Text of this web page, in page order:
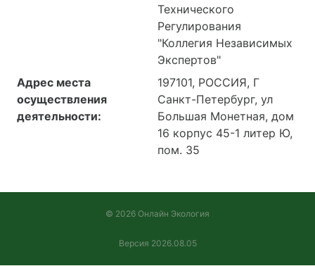
Технического
Регулирования
"Коллегия Независимых
Экспертов"
Адрес места
осуществления
деятельности:
197101, РОССИЯ, Г
Санкт-Петербург, ул
Большая Монетная, дом
16 корпус 45-1 литер Ю,
пом. 35
© 2026 Онлайн Экология
Версия 2026.08.05